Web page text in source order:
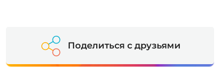
Поделиться с друзьями